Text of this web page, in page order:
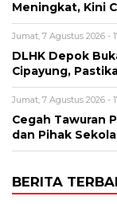
Meningkat, Kini
Jumat, 7 Agustus 2026 -
DLHK Depok
Cipayung,
Jumat, 7 Agustus 2026 -
Cegah Tawuran
dan Pihak
BERITA